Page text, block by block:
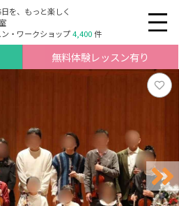
を、もっと楽しく
・ワークショップ4,400件
無料体験レッスン有り